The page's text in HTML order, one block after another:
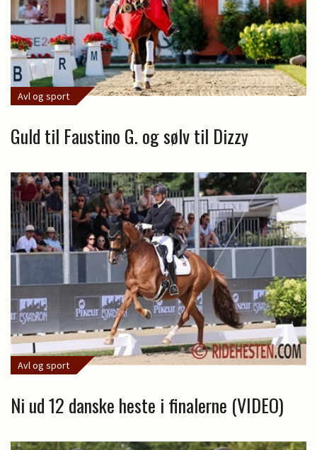
Avl og sport
Guld til Faustino G. og sølv til Dizzy
Avl og sport
Ni ud 12 danske heste i finalerne (VIDEO)